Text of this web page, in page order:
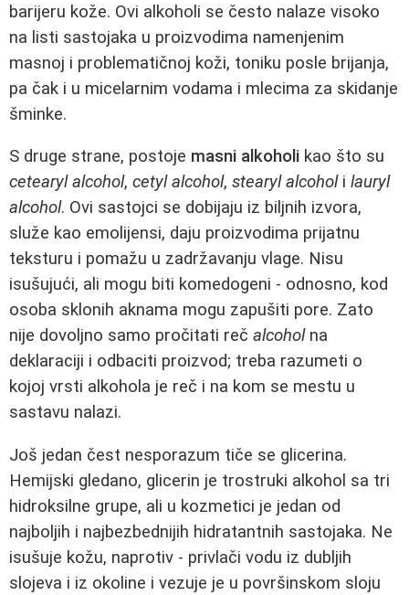
barijeru kože. Ovi alkoholi se često nalaze visoko
na listi sastojaka u proizvodima namenjenim
masnoj i problematičnoj koži, toniku posle brijanja,
pa čak i u micelarnim vodama i mlecima za skidanje
šminke.
S druge strane, postoje masni alkoholi kao što su
cetearyl alcohol, cetyl alcohol, stearyl alcoholi lauryl
alcohol. Ovi sastojci se dobijaju iz biljnih izvora,
služe kao emolijensi, daju proizvodima prijatnu
teksturu i pomažu u zadržavanju vlage. Nisu
isušujući, ali mogu biti komedogeni - odnosno, kod
osoba sklonih aknama mogu zapušiti pore. Zato
nije dovoljno samo pročitati reč alcoholna
deklaraciji i odbaciti proizvod; treba razumeti o
kojoj vrsti alkohola je reč i na kom se mestu u
sastavu nalazi.
Još jedan čest nesporazum tiče se glicerina.
Hemijski gledano, glicerin je trostruki alkohol sa tri
hidroksilne grupe, ali u kozmetici je jedan od
najboljih i najbezbednijih hidratantnih sastojaka. Ne
isušuje kožu, naprotiv - privlači vodu iz dubljih
slojeva i iz okoline i vezuje je u površinskom sloju